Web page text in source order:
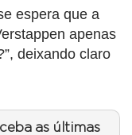
espera que a
apenas
deixando claro
as últimas